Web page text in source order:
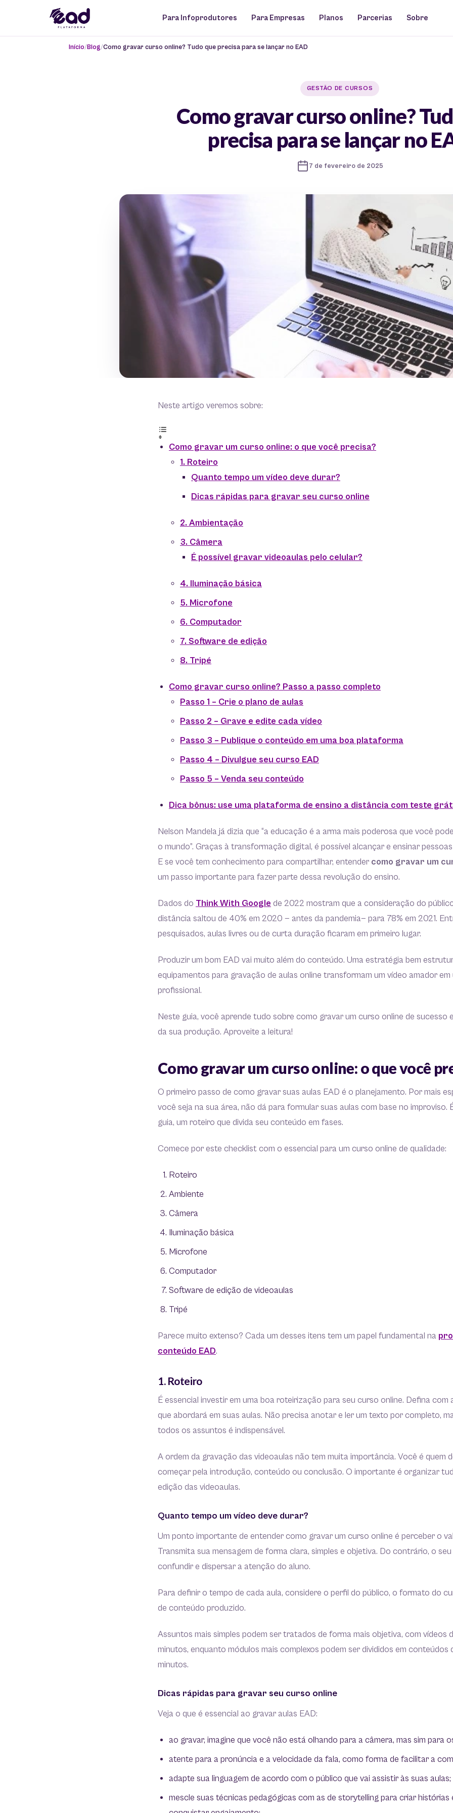
Para Infoprodutores Para Empresas Planos Parcerias Sobre
Início Blog Como gravar curso online? Tudo que precisa para se lançar no EAD
GESTÃO DE CURSOS
Como gravar curso online?
precisa para se lançar no
7 de fevereiro de 2025
Neste artigo veremos sobre:
Como gravar um curso online: o que você precisa?
1. Roteiro
Quanto tempo um vídeo deve durar?
Dicas rápidas para gravar seu curso online
2. Ambientação
3. Câmera
É possível gravar videoaulas pelo celular?
4. Iluminação básica
5. Microfone
6. Computador
7. Software de edição
8. Tripé
Como gravar curso online? Passo a passo completo
Passo 1 – Crie o plano de aulas
Passo 2 – Grave e edite cada vídeo
Passo 3 – Publique o conteúdo em uma boa plataforma
Passo 4 – Divulgue seu curso EAD
Passo 5 – Venda seu conteúdo
Dica bônus: use uma plataforma de ensino a distância com teste
Nelson Mandela já dizia que “a educação é a arma mais poderosa que você
o mundo”. Graças à transformação digital, é possível alcançar e ensinar
E se você tem conhecimento para compartilhar, entender como gravar um
um passo importante para fazer parte dessa revolução do ensino.
Dados do Think With Google de 2022 mostram que a consideração do
distância saltou de 40% em 2020 — antes da pandemia— para 78% em 2021.
pesquisados, aulas livres ou de curta duração ficaram em primeiro lugar.
Produzir um bom EAD vai muito além do conteúdo. Uma estratégia bem
equipamentos para gravação de aulas online transformam um vídeo amador em
profissional.
Neste guia, você aprende tudo sobre como gravar um curso online de sucesso
da sua produção. Aproveite a leitura!
Como gravar um curso online: o que você
O primeiro passo de como gravar suas aulas EAD é o planejamento. Por mais
você seja na sua área, não dá para formular suas aulas com base no improviso.
guia, um roteiro que divida seu conteúdo em fases.
Comece por este checklist com o essencial para um curso online de qualidade:
Roteiro
Ambiente
Câmera
Iluminação básica
Microfone
Computador
Software de edição de videoaulas
Tripé
Parece muito extenso? Cada um desses itens tem um papel fundamental na
conteúdo EAD.
1. Roteiro
É essencial investir em uma boa roteirização para seu curso online. Defina com
que abordará em suas aulas. Não precisa anotar e ler um texto por completo,
todos os assuntos é indispensável.
A ordem da gravação das videoaulas não tem muita importância. Você é quem
começar pela introdução, conteúdo ou conclusão. O importante é organizar
edição das videoaulas.
Quanto tempo um vídeo deve durar?
Um ponto importante de entender como gravar um curso online é perceber o
Transmita sua mensagem de forma clara, simples e objetiva. Do contrário, o
confundir e dispersar a atenção do aluno.
Para definir o tempo de cada aula, considere o perfil do público, o formato do
de conteúdo produzido.
Assuntos mais simples podem ser tratados de forma mais objetiva, com vídeos
minutos, enquanto módulos mais complexos podem ser divididos em
minutos.
Dicas rápidas para gravar seu curso online
Veja o que é essencial ao gravar aulas EAD:
ao gravar, imagine que você não está olhando para a câmera, mas sim para
atente para a pronúncia e a velocidade da fala, como forma de facilitar a
adapte sua linguagem de acordo com o público que vai assistir às suas aulas;
mescle suas técnicas pedagógicas com as de storytelling para criar histórias